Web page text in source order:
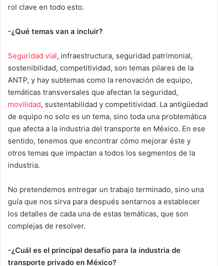
rol clave en todo esto.
-¿Qué temas van a incluir?
Seguridad vial, infraestructura, seguridad patrimonial,
sostenibilidad, competitividad, son temas pilares de la
ANTP, y hay subtemas como la renovación de equipo,
temáticas transversales que afectan la seguridad,
movilidad, sustentabilidad y competitividad. La antigüedad
de equipo no solo es un tema, sino toda una problemática
que afecta a la industria del transporte en México. En ese
sentido, tenemos que encontrar cómo mejorar éste y
otros temas que impactan a todos los segmentos de la
industria.
No pretendemos entregar un trabajo terminado, sino una
guía que nos sirva para después sentarnos a establecer
los detalles de cada una de estas temáticas, que son
complejas de resolver.
-¿Cuál es el principal desafío para la industria de
transporte privado en México?